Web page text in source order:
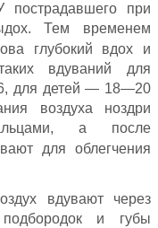
пострадавшего при
Тем временем
глубокий вдох и
вдуваний для
для детей — 18—20
воздуха ноздри
а после
для облегчения
вдувают через
и губы